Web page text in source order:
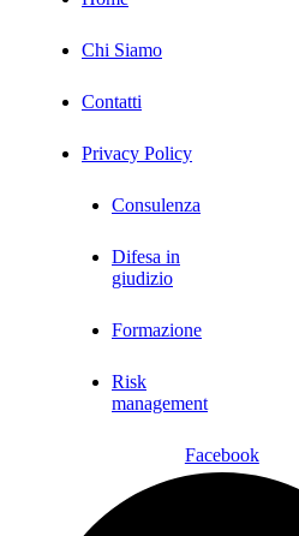
Chi Siamo
Contatti
Privacy Policy
Consulenza
Difesa in
giudizio
Formazione
Risk
management
Facebook